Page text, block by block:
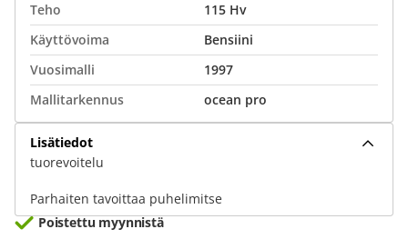
Teho
115 Hv
Käyttövoima
Bensiini
Vuosimalli
1997
Mallitarkennus
ocean pro
Lisätiedot
tuorevoitelu
Parhaiten tavoittaa puhelimitse
Poistettu myynnistä